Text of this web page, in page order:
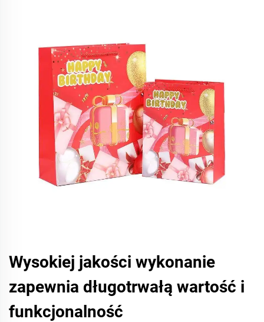
Wysokiej jakości wykonanie
zapewnia długotrwałą wartość i
funkcjonalność